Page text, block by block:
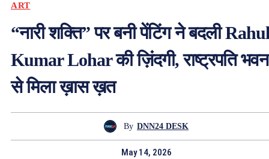
ART
“नारी शक्ति” पर बनी पेंटिंग ने बदली Rahul
Kumar Lohar की ज़िंदगी, राष्ट्रपति भवन
से मिला ख़ास ख़त
By DNN24 DESK
May 14, 2026